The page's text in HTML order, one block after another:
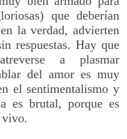
que deberían
la verdad, advierten
respuestas. Hay que
a plasmar
del amor es muy
el sentimentalismo y
es brutal, porque es
vivo.